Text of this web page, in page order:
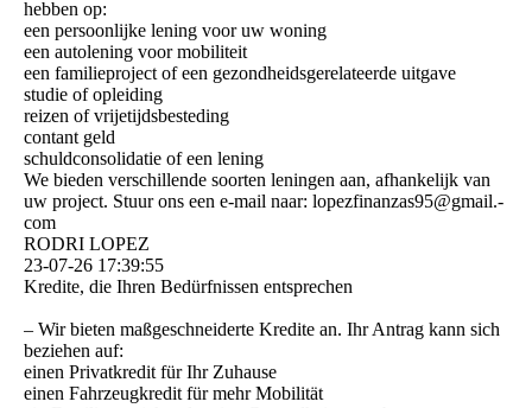
hebben op:
een persoonlijke lening voor uw woning
een autolening voor mobiliteit
een familieproject of een gezondheidsgerelateerde uitgave
studie of opleiding
reizen of vrijetijdsbesteding
contant geld
schuldconsolidatie of een lening
We bieden verschillende soorten leningen aan, afhankelijk van
uw project. Stuur ons een e-mail naar: lopezfinanzas95@­gmail.­
com
RODRI LOPEZ
23-07-26 17:39:55
Kredite, die Ihren Bedürfnissen entsprechen
– Wir bieten maßgeschneiderte Kredite an. Ihr Antrag kann sich
beziehen auf:
einen Privatkredit für Ihr Zuhause
einen Fahrzeugkredit für mehr Mobilität